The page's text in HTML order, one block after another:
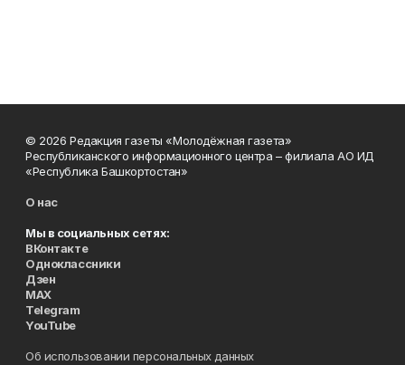
© 2026 Редакция газеты «Молодёжная газета»
Республиканского информационного центра – филиала АО ИД
«Республика Башкортостан»
О нас
Мы в социальных сетях:
ВКонтакте
Одноклассники
Дзен
MAX
Telegram
YouTube
Об использовании персональных данных